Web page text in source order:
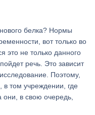
белка? Нормы
вот только во
это не только данного
речь. Это зависит
Поэтому,
в том учреждении, где
они, в свою очередь,